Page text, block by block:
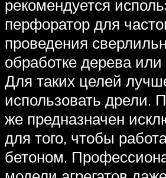
рекомендуется
перфоратор для
проведения
обработке дерева
Для таких целей
использовать дрели.
же предназначен
для того, чтобы
бетоном.